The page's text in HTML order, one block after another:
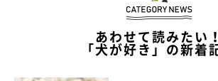
あわせて読みたい！
「犬が好き」の新着